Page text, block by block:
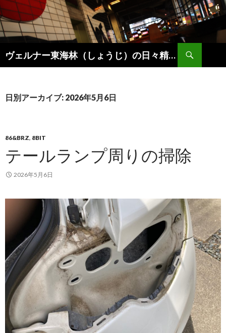
ヴェルナー東海林（しょうじ）の日々精進。
索
ン
キ
ッ
プ
日別アーカイブ: 2026年5月6日
86&BRZ, 8BIT
テールランプ周りの掃除
2026年5月6日